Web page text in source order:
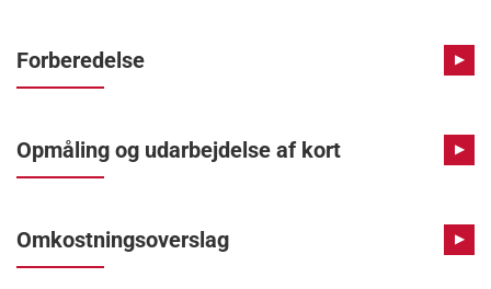
Forberedelse ▶
Opmåling og udarbejdelse af kort ▶
Omkostningsoverslag ▶